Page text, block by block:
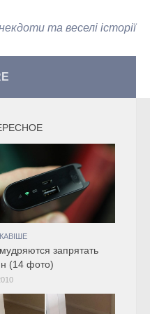
та веселі історії
запрятать
(14 фото)